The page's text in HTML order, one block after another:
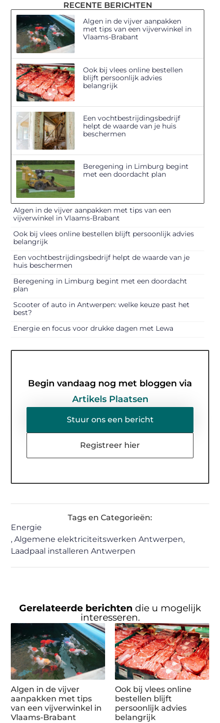
RECENTE BERICHTEN
Algen in de vijver aanpakken
met tips van een vijverwinkel in
Vlaams-Brabant
Ook bij vlees online bestellen
blijft persoonlijk advies
belangrijk
Een vochtbestrijdingsbedrijf
helpt de waarde van je huis
beschermen
Beregening in Limburg begint
met een doordacht plan
Algen in de vijver aanpakken met tips van een
vijverwinkel in Vlaams-Brabant
Ook bij vlees online bestellen blijft persoonlijk advies
belangrijk
Een vochtbestrijdingsbedrijf helpt de waarde van je
huis beschermen
Beregening in Limburg begint met een doordacht
plan
Scooter of auto in Antwerpen: welke keuze past het
best?
Energie en focus voor drukke dagen met Lewa
Begin vandaag nog met bloggen via
Artikels Plaatsen
Stuur ons een bericht
Registreer hier
Tags en Categorieën:
Energie
,Algemene elektriciteitswerken Antwerpen,
Laadpaal installeren Antwerpen
Gerelateerde berichten die u mogelijk
interesseren.
Algen in de vijver
aanpakken met tips
van een vijverwinkel in
Vlaams-Brabant
Ook bij vlees online
bestellen blijft
persoonlijk advies
belangrijk